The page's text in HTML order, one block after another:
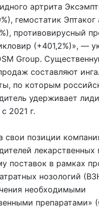
артрита
гемостатик Эптаког
противовирусный
(+401,2%)», —
Group.
составляют
по которым
удерживает
2021 г.
свои позиции
лекарственных
поставок в рамках
нозологий
необходимыми
препаратами»